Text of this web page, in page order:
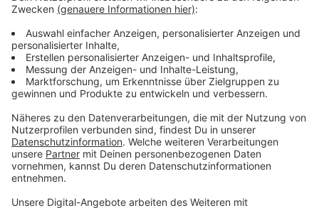
der fünftgrößte Arbeitgeber im IHK-Bezirk.
Anzeige
Bauausschuss
Der Bauausschuss beschäftigt sich heute mit den
Bergmann-Ampelmännchen. Die Unabhängige
Wählergemeinschaft (UWG/IFI) hatte den Antrag
gestellt. An ausgewählten Standorten würden dann